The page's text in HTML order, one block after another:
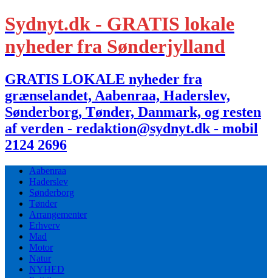
Sydnyt.dk - GRATIS lokale
nyheder fra Sønderjylland
GRATIS LOKALE nyheder fra
grænselandet, Aabenraa, Haderslev,
Sønderborg, Tønder, Danmark, og resten
af verden - redaktion@sydnyt.dk - mobil
2124 2696
Aabenraa
Haderslev
Sønderborg
Tønder
Arrangementer
Erhverv
Mad
Motor
Natur
NYHED